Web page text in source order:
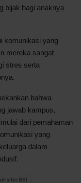
bijak bagi anaknya
komunikasi yang
mereka sangat
stres serta
bahwa
jawab kampus,
dari pemahaman
yang
dalam
BSI